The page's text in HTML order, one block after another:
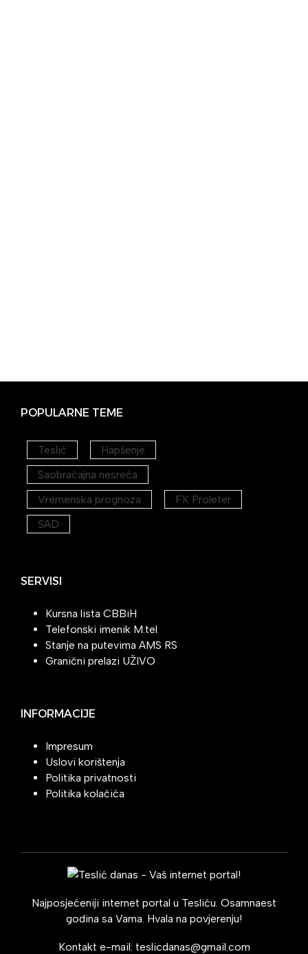
POPULARNE TEME
Teslić
Hapšenje
Saobraćajna nesreća
Vremenska prognoza
FK Proleter
SAD
SERVISI
Kursna lista CBBiH
Telefonski imenik M:tel
Stanje na putevima AMS RS
Granični prelazi UŽIVO
INFORMACIJE
Impresum
Uslovi korištenja
Politika privatnosti
Politika kolačića
Najposjećeniji internet portal u Tesliću. Osamnaest
godina sa Vama. Hvala na povjerenju!
Kontakt e-mail: teslicdanas@gmail.com